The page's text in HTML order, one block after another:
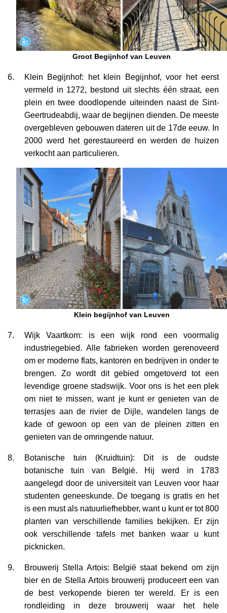
Groot Begijnhof van Leuven
Klein Begijnhof: het klein Begijnhof, voor het eerst
vermeld in 1272, bestond uit slechts één straat, een
plein en twee doodlopende uiteinden naast de Sint-
Geertrudeabdij, waar de begijnen dienden. De meeste
overgebleven gebouwen dateren uit de 17de eeuw. In
2000 werd het gerestaureerd en werden de huizen
verkocht aan particulieren.
Klein begijnhof van Leuven
Wijk Vaartkom: is een wijk rond een voormalig
industriegebied. Alle fabrieken worden gerenoveerd
om er moderne flats, kantoren en bedrijven in onder te
brengen. Zo wordt dit gebied omgetoverd tot een
levendige groene stadswijk. Voor ons is het een plek
om niet te missen, want je kunt er genieten van de
terrasjes aan de rivier de Dijle, wandelen langs de
kade of gewoon op een van de pleinen zitten en
genieten van de omringende natuur.
Botanische tuin (Kruidtuin): Dit is de oudste
botanische tuin van België. Hij werd in 1783
aangelegd door de universiteit van Leuven voor haar
studenten geneeskunde. De toegang is gratis en het
is een must als natuurliefhebber, want u kunt er tot 800
planten van verschillende families bekijken. Er zijn
ook verschillende tafels met banken waar u kunt
picknicken.
Brouwerij Stella Artois: België staat bekend om zijn
bier en de Stella Artois brouwerij produceert een van
de best verkopende bieren ter wereld. Er is een
rondleiding in deze brouwerij waar het hele